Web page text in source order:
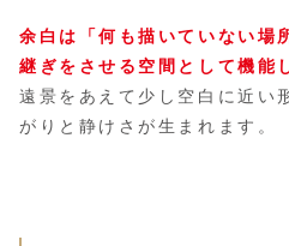
余白は「何も描いていない場
継ぎをさせる空間として機能
遠景をあえて少し空白に近い
がりと静けさが生まれます。